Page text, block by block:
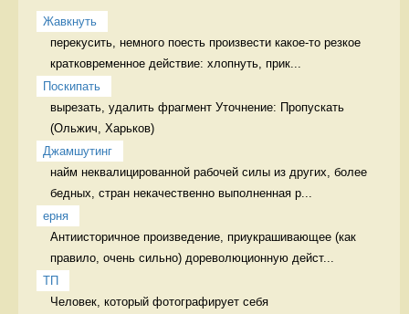
Жавкнуть
перекусить, немного поесть произвести какое-то резкое
кратковременное действие: хлопнуть, прик...
Поскипать
вырезать, удалить фрагмент Уточнение: Пропускать
Джамшутинг
найм неквалицированной рабочей силы из других, более
бедных, стран некачественно выполненная р...
ерня
Антиисторичное произведение, приукрашивающее (как
правило, очень сильно) дореволюционную дейст...
ТП
Человек, который фотографирует себя